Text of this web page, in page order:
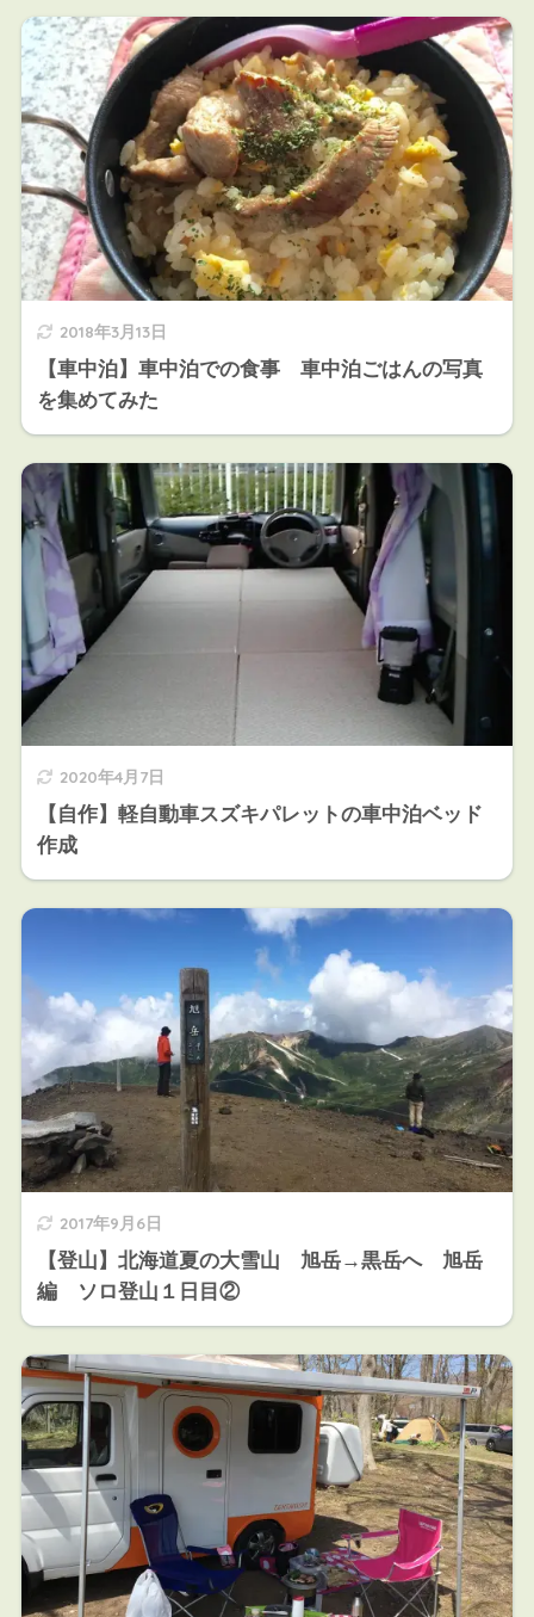
2018年3月13日
【車中泊】車中泊での食事 車中泊ごはんの写真
を集めてみた
2020年4月7日
【自作】軽自動車スズキパレットの車中泊ベッド
作成
2017年9月6日
【登山】北海道夏の大雪山 旭岳→黒岳へ 旭岳
編 ソロ登山１日目②